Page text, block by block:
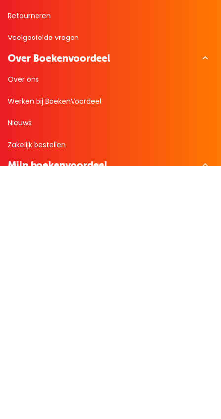
Retourneren
Veelgestelde vragen
Over Boekenvoordeel
Over ons
Werken bij BoekenVoordeel
Nieuws
Zakelijk bestellen
Mijn boekenvoordeel